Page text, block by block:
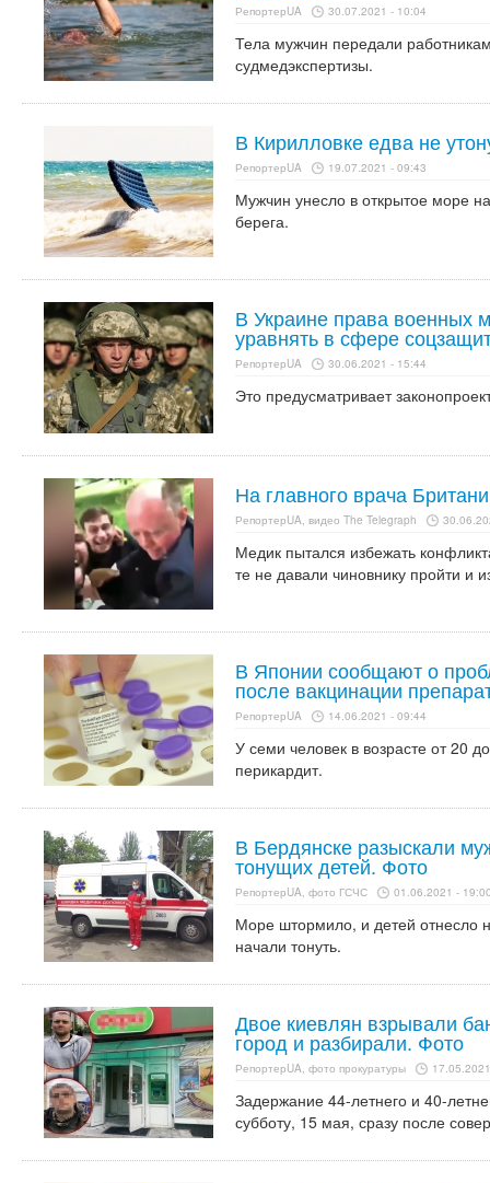
РепортерUA 30.07.2021 - 10:04
Тела мужчин передали
судмедэкспертизы.
В Кирилловке едва не
РепортерUA 19.07.2021 - 09:43
Мужчин унесло в открытое море
берега.
В Украине права военных
уравнять в сфере
РепортерUA 30.06.2021 - 15:44
Это предусматривает
На главного врача
РепортерUA, видео The Telegraph
Медик пытался избежать
те не давали чиновнику пройти и
В Японии сообщают о
после вакцинации
РепортерUA 14.06.2021 - 09:44
У семи человек в возрасте от 20
перикардит.
В Бердянске разыскали
тонущих детей. Фото
РепортерUA, фото ГСЧС 01.06.2021 -
Море штормило, и детей отнесло
начали тонуть.
Двое киевлян взрывали
город и разбирали. Фото
РепортерUA, фото прокуратуры
Задержание 44-летнего и 40-
субботу, 15 мая, сразу после